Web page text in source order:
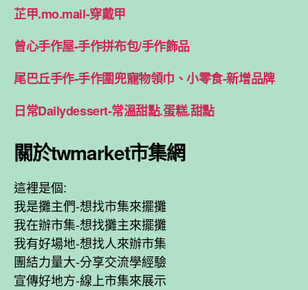
芷甲.mo.mail-穿戴甲
曾心手作屋-手作拼布包/手作飾品
尾巴丘手作-手作圍兜寵物領巾、小零食-新增品牌
日常Dailydessert-常溫甜點.蛋糕.甜點
關於twmarket市集網
這裡是個:
我是攤主們-想找市集來擺攤
我在辦市集-想找攤主來擺攤
我有好場地-想找人來辦市集
團結力量大-分享交流學經驗
宣傳好地方-線上市集來展示